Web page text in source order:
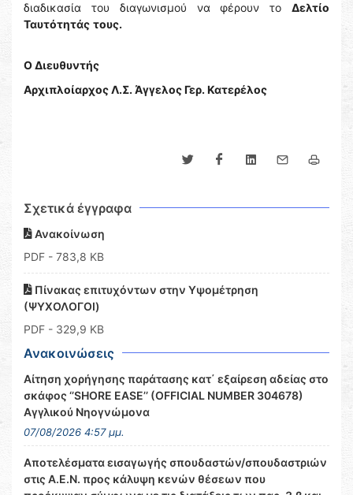
διαδικασία του διαγωνισμού να φέρουν το Δελτίο
Ταυτότητάς τους.
Ο Διευθυντής
Αρχιπλοίαρχος Λ.Σ. Άγγελος Γερ. Κατερέλος
Σχετικά έγγραφα
Ανακοίνωση
PDF - 783,8 KB
Πίνακας επιτυχόντων στην Υψομέτρηση
(ΨΥΧΟΛΟΓΟΙ)
PDF - 329,9 KB
Ανακοινώσεις
Αίτηση χορήγησης παράτασης κατ΄ εξαίρεση αδείας στο
σκάφος ‘’SHORE EASE’’ (OFFICIAL NUMBER 304678)
Αγγλικού Νηογνώμονα
07/08/2026 4:57 μμ.
Αποτελέσματα εισαγωγής σπουδαστών/σπουδαστριών
στις Α.Ε.Ν. προς κάλυψη κενών θέσεων που